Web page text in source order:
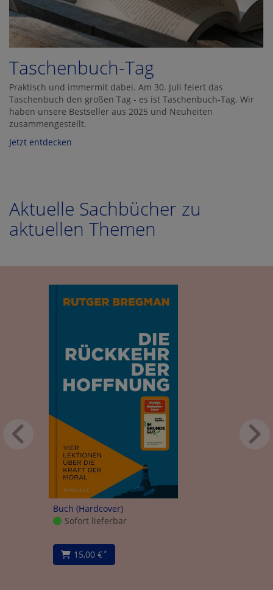
Taschenbuch-Tag
Praktisch und immermit dabei. Am 30. Juli feiert das
Taschenbuch den großen Tag - es ist Taschenbuch-Tag. Wir
haben unsere Bestseller aus 2025 und Neuheiten
zusammengestellt.
Jetzt entdecken
Aktuelle Sachbücher zu
aktuellen Themen
Buch (Hardcover)
Sofort lieferbar
15,00 €*